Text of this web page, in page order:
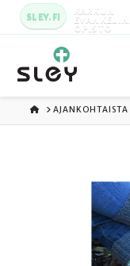
SLEY.FI KARKUN
OPISTO
ETUSIVU
AJANKOHTAISTA